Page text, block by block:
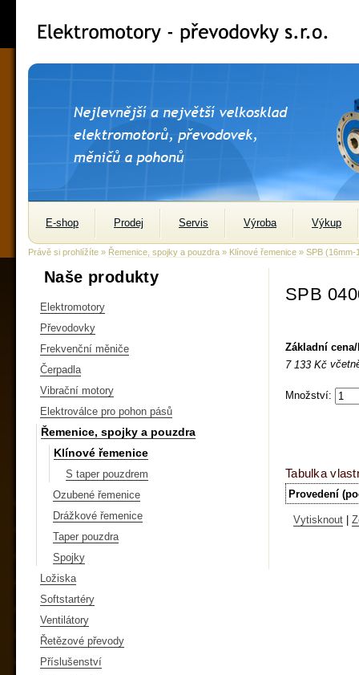
E-shop Prodej Servis Výroba Výkup
Právě si prohlížíte » Řemenice, spojky a pouzdra » Klínové řemenice » SPB (16mm-
Naše produkty
Elektromotory
Převodovky
Frekvenční měniče
Čerpadla
Vibrační motory
Elektroválce pro pohon pásů
Řemenice, spojky a pouzdra
Klínové řemenice
S taper pouzdrem
Ozubené řemenice
Drážkové řemenice
Taper pouzdra
Spojky
Ložiska
Softstartéry
Ventilátory
Řetězové převody
Příslušenství
SPB
Základní
7 133 Kč
Množství:
Tabulka
Provedení
Vytisknout